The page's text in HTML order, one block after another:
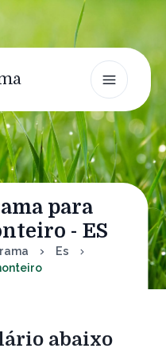
para
- ES
Es
abaixo